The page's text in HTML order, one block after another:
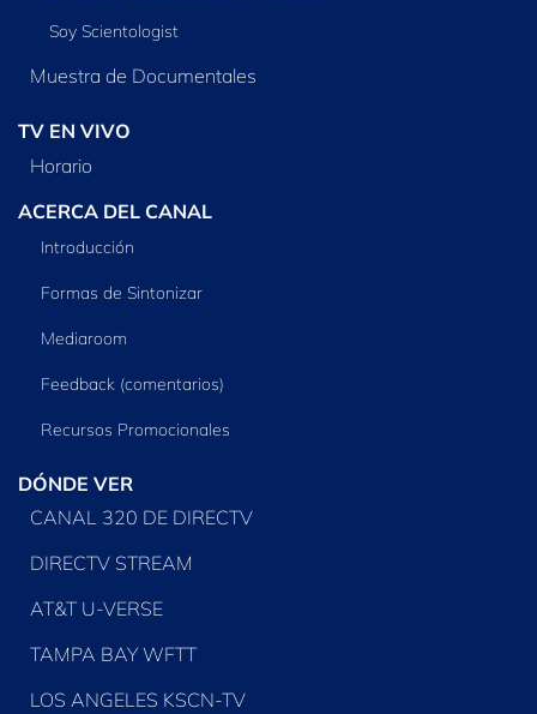
Soy Scientologist
Muestra de Documentales
TV EN VIVO
Horario
ACERCA DEL CANAL
Introducción
Formas de Sintonizar
Mediaroom
Feedback (comentarios)
Recursos Promocionales
DÓNDE VER
CANAL 320 DE DIRECTV
DIRECTV STREAM
AT&T U-VERSE
TAMPA BAY WFTT
LOS ANGELES KSCN-TV